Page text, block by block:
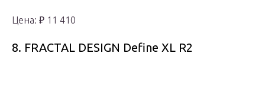
Цена: ₽ 11 410
8. FRACTAL DESIGN Define XL R2